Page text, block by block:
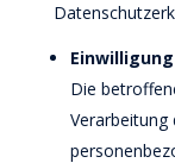
Einwilligung
Die
Verarbeitung